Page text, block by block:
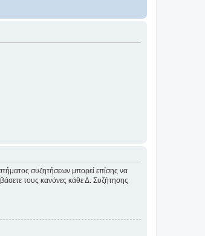
συζητήσεων μπορεί επίσης να
τους κανόνες κάθε Δ. Συζήτησης